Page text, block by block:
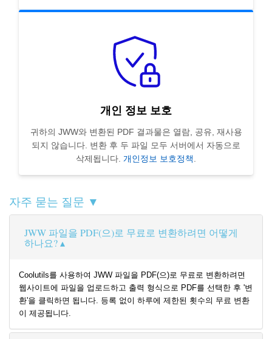
개인 정보 보호
귀하의 JWW와 변환된 PDF 결과물은 열람, 공유, 재사용
되지 않습니다. 변환 후 두 파일 모두 서버에서 자동으로
삭제됩니다. 개인정보 보호정책.
자주 묻는 질문 ▼
JWW 파일을 PDF(으)로 무료로 변환하려면 어떻게
하나요?
Coolutils를 사용하여 JWW 파일을 PDF(으)로 무료로 변환하려면
웹사이트에 파일을 업로드하고 출력 형식으로 PDF를 선택한 후 '변
환'을 클릭하면 됩니다. 등록 없이 하루에 제한된 횟수의 무료 변환
이 제공됩니다.